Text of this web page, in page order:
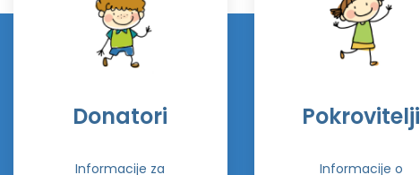
Donatori
Informacije za
Pokrovitelji
Informacije o